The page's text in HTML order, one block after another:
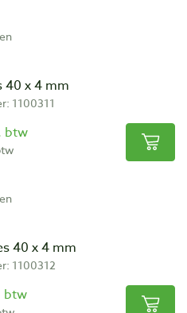
40 x 4 mm
1100311
btw
40 x 4 mm
1100312
btw